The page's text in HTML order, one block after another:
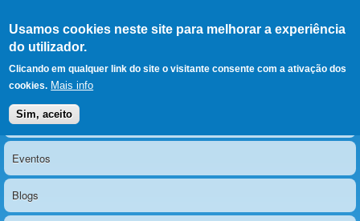
Usamos cookies neste site para melhorar a experiência
do utilizador.
Clicando em qualquer link do site o visitante consente com a ativação dos
cookies. Mais info
Sim, aceito
LERPARAVER , ir para a
página principal
O portal da visão diferente
Menu principal
Notícias
Eventos
Blogs